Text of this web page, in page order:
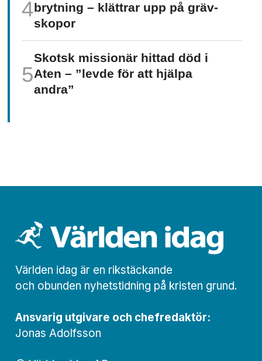
brytning – klättrar upp på gräv­
skopor
Skotsk missionär hittad död i
Aten – ”levde för att hjälpa
andra”
Världen idag är en rikstäckande
och obunden nyhets­­­tidning på kristen grund.
Ansvarig utgivare och chef­redaktör:
Jonas Adolfsson